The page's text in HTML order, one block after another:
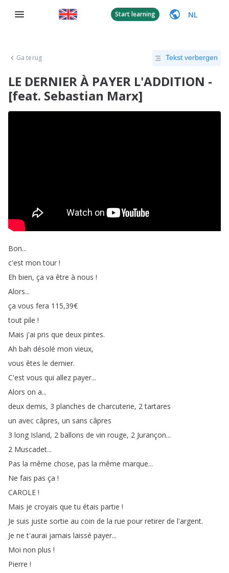
Start learning NL
Ga terug Tekst verbergen
LE DERNIER À PAYER L'ADDITION -
[feat. Sebastian Marx]
Bon...
c'est mon tour !
Eh bien, ça va être à nous !
Alors...
ça vous fera 115,39€
tout pile !
Mais j'ai pris que deux pintes.
Ah bah désolé mon vieux,
vous êtes le dernier.
C'est vous qui allez payer...
Alors on a...
deux demis, 3 planches de charcuterie, 2tartares
un avec câpres, un sans câpres
3 long Island, 2 ballons de vin rouge, 2 Jurançon...
2 Muscadet...
Pas la même chose, pas la même marque...
Ne fais pas ça !
CAROLE !
Mais je croyais que tu étais partie !
Je suis juste sortie au coin de la rue pour retirer de l'argent.
Je ne t'aurai jamais laissé payer...
Moi non plus !
Pierre !